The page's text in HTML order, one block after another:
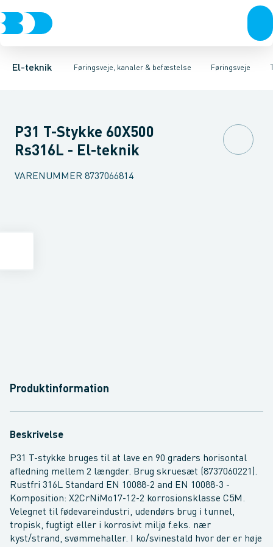
El-teknik Føringsveje, kanaler & befæstelse
Afbrydere, stikkontakter & lampeudtagForgreningsmateriel
Føringsveje
Føringsveje Installationskanaler for gulvInstallationskanaler
Gitterbakke Endestykke til kabelbakkeMontageplade til
P31 T-Stykke 60X500
Rs316L - El-teknik
VARENUMMER 8737066814
Produktinformation
Beskrivelse
P31 T-stykke bruges til at lave en 90 graders horisontal
afledning mellem 2 længder. Brug skruesæt (8737060221).
Rustfri 316L Standard EN 10088-2 and EN 10088-3 -
Komposition: X2CrNiMo17-12-2 korrosionsklasse C5M.
Velegnet til fødevareindustri, udendørs brug i tunnel,
tropisk, fugtigt eller i korrosivt miljø f.eks. nær
kyst/strand, svømmehaller. I ko/svinestald hvor der er høje